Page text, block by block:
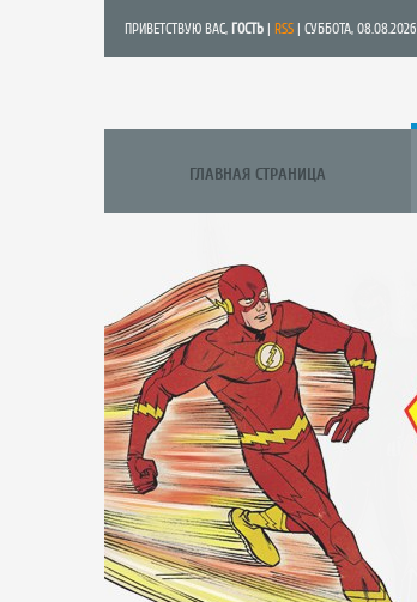
ПРИВЕТСТВУЮ ВАС, ГОСТЬ RSS | СУББОТА, 08.08.2026
ГЛАВНАЯ СТРАНИЦА